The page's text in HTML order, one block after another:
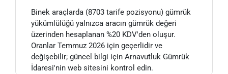
Binek araçlarda (8703 tarife pozisyonu) gümrük
yükümlülüğü yalnızca aracın gümrük değeri
üzerinden hesaplanan %20 KDV'den oluşur.
Oranlar Temmuz 2026 için geçerlidir ve
değişebilir; güncel bilgi için Arnavutluk Gümrük
İdaresi'nin web sitesini kontrol edin.